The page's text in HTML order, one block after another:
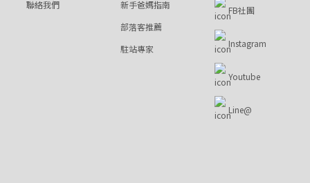
聯絡我們
新手爸媽指南
部落客推薦
駐站專家
FB社團
Instagram
Youtube
Line@